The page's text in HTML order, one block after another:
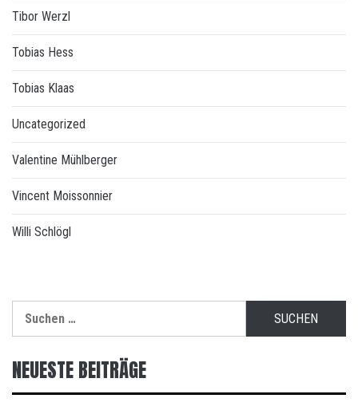
Tibor Werzl
Tobias Hess
Tobias Klaas
Uncategorized
Valentine Mühlberger
Vincent Moissonnier
Willi Schlögl
nach:
NEUESTE BEITRÄGE